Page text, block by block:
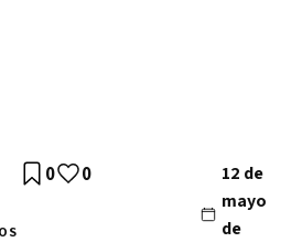
12 de
mayo
de
0 0